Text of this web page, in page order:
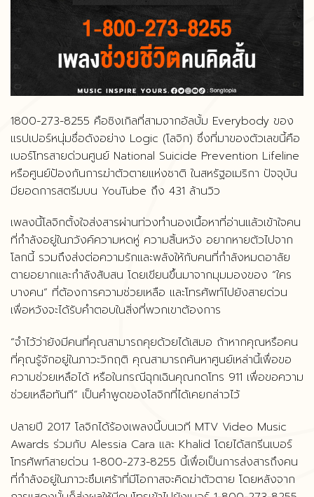
1800-273-8255 คือซิงเกิลที่สามจากอัลบั้ม Everybody ของ
แรปเปอร์หนุ่มชื่อดังอย่าง Logic (โลจิก) ซึ่งที่มาของตัวเลขนี้คือ
เบอร์โทรสายด่วนศูนย์ National Suicide Prevention Lifeline
หรือศูนย์ป้องกันการฆ่าตัวตายแห่งชาติ ในสหรัฐอเมริกา ปัจจุบัน
มียอดการสตรีมบน YouTube ถึง 431 ล้านวิว
เพลงนี้โลจิกตั้งใจส่งสารผ่านท่วงทำนองเนื้อหาที่อ่านแล้วเข้าใจคน
ที่กำลังอยู่ในภวังค์ความหดหู่ ความสิ้นหวัง อยากหายตัวไปจาก
โลกนี้ รวมถึงส่งต่อความรักและพลังให้กับคนที่กำลังหมดอาลัย
ตายอยากและกำลังสับสน โดยเขียนขึ้นมาจากมุมมองของ “ใคร
บางคน” ที่ต้องการความช่วยเหลือ และโทรศัพท์ไปยังสายด่วน
เพื่อหวังจะได้รับคำตอบในสิ่งที่พวกเขาต้องการ
“จำไว้ว่ายังมีคนที่คุณสามารถคุยด้วยได้เสมอ ถ้าหากคุณหรือคน
ที่คุณรู้จักอยู่ในภาวะวิกฤติ คุณสามารถค้นหาศูนย์เหล่านี้เพื่อขอ
ความช่วยเหลือได้ หรือในกรณีฉุกเฉินคุณกดโทร 911 เพื่อขอความ
ช่วยเหลือทันที” เป็นคำพูดของโลจิกที่ได้เคยกล่าวไว้
ปลายปี 2017 โลจิกได้ร้องเพลงนี้บนเวที MTV Video Music
Awards ร่วมกับ Alessia Cara และ Khalid โดยได้สกรีนเบอร์
โทรศัพท์สายด่วน 1-800-273-8255 นี้เพื่อเป็นการส่งสารถึงคน
ที่กำลังอยู่ในภาวะซึมเศร้าที่มีโอกาสจะคิดฆ่าตัวตาย โดยหลังจาก